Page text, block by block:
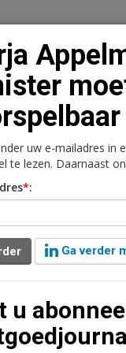
Vacaturebank
Kantoren
uw e-mailadres in
te lezen. Daarnaast
*:
Ga verder
u